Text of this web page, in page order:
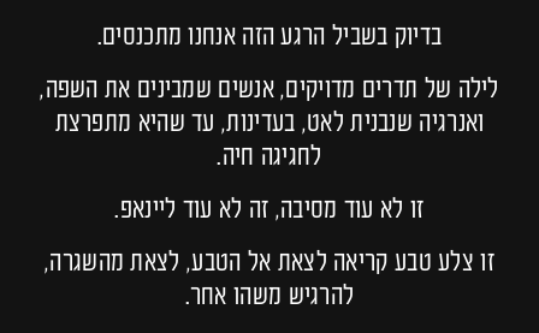
בדיוק בשביל הרגע הזה אנחנו מתכנסים.
לילה של תדרים מדויקים, אנשים שמבינים את השפה,
ואנרגיה שנבנית לאט, בעדינות, עד שהיא מתפרצת
לחגיגה חיה.
זו לא עוד מסיבה, זה לא עוד ליינאפ.
זו צלע טבע קריאה לצאת אל הטבע, לצאת מהשגרה,
להרגיש משהו אחר.